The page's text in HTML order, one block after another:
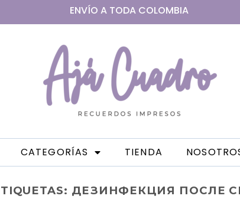
ENVÍO A TODA COLOMBIA
CATEGORÍAS TIENDA
ДЕЗИНФЕКЦИЯ ПОСЛЕ